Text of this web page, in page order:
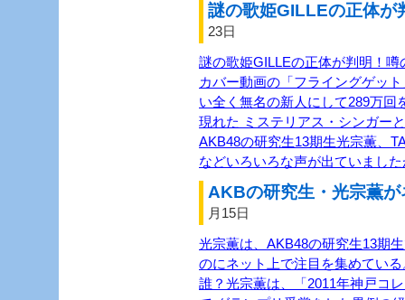
謎の歌姫GILLEの正体
23日
謎の歌姫GILLEの正体が判明！
カバー動画の「フライングゲッ
い全く無名の新人にして289万回
現れた ミステリアス・シンガー
AKB48の研究生13期生光宗薫、
などいろいろな声が出ていまし
AKBの研究生・光宗薫
月15日
光宗薫は、AKB48の研究生13期
のにネット上で注目を集めてい
誰？光宗薫は、「2011年神戸コ